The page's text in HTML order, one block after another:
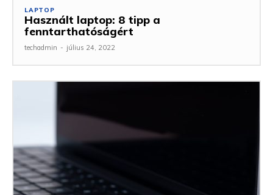
LAPTOP
Használt laptop: 8 tipp a
fenntarthatóságért
techadmin - július 24, 2022